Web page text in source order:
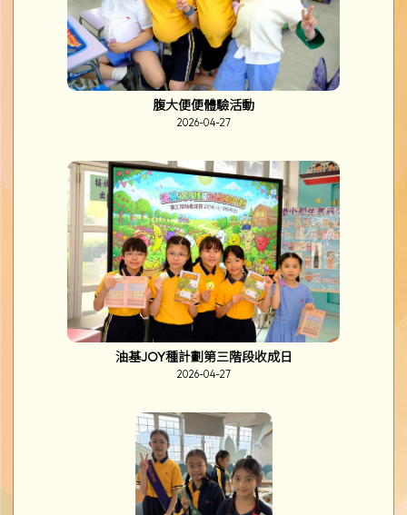
腹大便便體驗活動
2026-04-27
油基JOY種計劃第三階段收成日
2026-04-27